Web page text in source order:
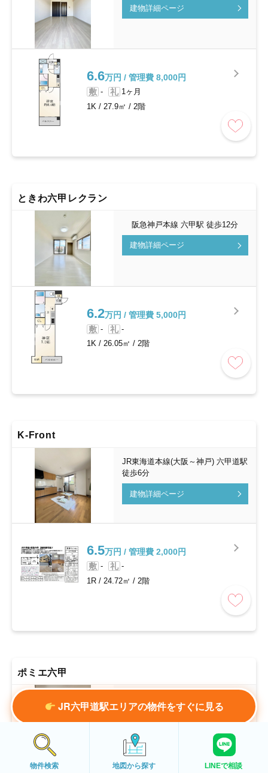
JR六甲道駅エリアの物件をすぐに見る
建物詳細ページ
6.6万円 / 管理費 8,000円
敷 - 礼 1ヶ月
1K/ 27.9㎡/ 2階
ときわ六甲レクラン
阪急神戸本線 六甲駅 徒歩12分
建物詳細ページ
6.2万円 / 管理費 5,000円
敷 - 礼 -
1K/ 26.05㎡/ 2階
K-Front
JR東海道本線(大阪～神戸) 六甲道駅
徒歩6分
建物詳細ページ
6.5万円 / 管理費 2,000円
敷 - 礼 -
1R/ 24.72㎡/ 2階
ポミエ六甲
物件検索 地図から探す LINEで相談